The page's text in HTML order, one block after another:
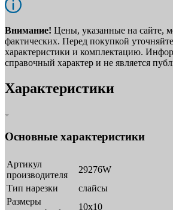
Внимание! Цены, указанные на сайте,
фактических. Перед покупкой
характеристики и комплектацию.
справочный характер и не является
Характеристики
Основные характеристики
Артикул
производителя
29276W
Тип нарезки
слайсы
Размеры
10х10